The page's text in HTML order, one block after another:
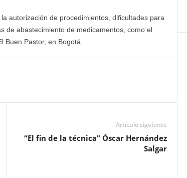
autorización de procedimientos, dificultades para
de abastecimiento de medicamentos, como el
Buen Pastor, en Bogotá.
Artículo siguiente
“El fin de la técnica” Óscar Hernández
Salgar